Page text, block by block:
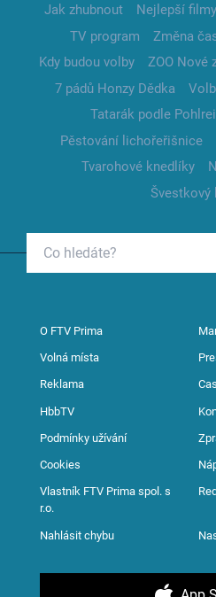
Jak zhubnout Nejlepší
TV program
Změna
Kdy budou volby
ZOO Nové
7 pádů Honzy Dědka
Tatarák podle
Pěstování lichořeřišnice
Tvarohové knedlíky
Švestkový
O FTV Prima
Volná místa
Reklama
HbbTV
Podmínky užívání
Cookies
Vlastník FTV Prima spol. s
r.o.
Nahlásit chybu